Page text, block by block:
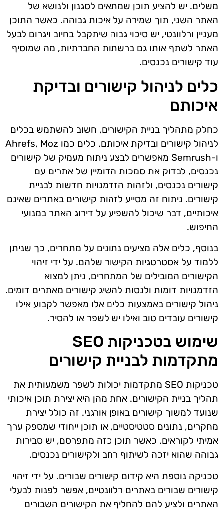
משלים. יש להציע תוכן שמתאים לסגנון ולנושא של
האתר השני, תוך שמירה על איכות גבוהה. כאשר התוכן
מעניין ורלוונטי, יש סיכוי גבוה שיתקבל בחיוב ויגרום לבעל
האתר לשתף אותו גם ברשתות החברתיות, מה שמוסיף
עוד קישורים נכנסים.
כלים לניהול קישורים ובדיקת
איכותם
כחלק מתהליך בניית הקישורים, חשוב להשתמש בכלים
לניהול קישורים ובדיקת איכותם. כלים כמו Ahrefs, Moz
ו-Semrush מאפשרים לבצע ניתוח מעמיק של קישורים
נכנסים, לבדוק את סמכות הדומיין של אתרים עם
קישורים נכנסים, ולזהות הזדמנויות חדשות לבניית
קישורים. ניתוח זה מסייע לזהות קישורים באתרים שאינם
איכותיים, דבר שיכול להשפיע על דירוג האתר במנועי
החיפוש.
בנוסף, כלים אלה מציעים נתונים על מתחרים, כך שניתן
ללמוד על אסטרטגיות הקישור שלהם. על ידי זיהוי
הקישורים המובילים של המתחרים, ניתן למצוא
הזדמנויות דומות ולנסות להשיג קישורים מאתרים דומים.
ניהול קישורים באמצעות כלים אלו מאפשר לקבוע אילו
קישורים עובדים טוב ואילו יש לשפר או להסיר.
שימוש בטכניקות SEO
מתקדמות לבניית קישורים
טכניקות SEO מתקדמות יכולות לשפר משמעותית את
תהליך בניית הקישורים. אחת מהן היא יצירת תוכן איכותי
שנועד למשוך קישורים באופן אורגני. זה כולל יצירת
מחקרים, נתונים סטטיסטיים, או תוכן ייחודי שמספק ערך
אמיתי לקוראים. כאשר תוכן כזה מתפרסם, יש סבירות
גבוהה שהוא יזכה לשיתוף רחב ולקישורים נכנסים.
טכניקה נוספת היא קידום קישורים שבורים. על ידי זיהוי
קישורים שבורים באתרים רלוונטיים, אפשר לפנות לבעלי
האתרים ולציע להם להחליף את הקישורים השבורים